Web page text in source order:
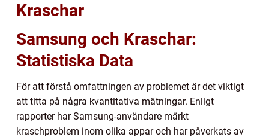
Kraschar
Samsung och Kraschar:
Statistiska Data
För att förstå omfattningen av problemet är det viktigt
att titta på några kvantitativa mätningar. Enligt
rapporter har Samsung-användare märkt
kraschproblem inom olika appar och har påverkats av